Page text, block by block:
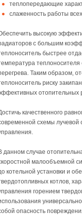
теплопередающие
слаженность работы
высокую
с большим
быстрее
теплоносителя
Таким образом,
риску
отопительных
качественного
схемы лучевой
данном случае
малообъемной
котельной установки и
котлов,
горением
опасность